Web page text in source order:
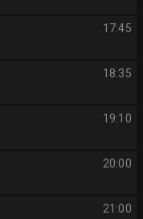
17:45
18:35
19:10
20:00
21:00